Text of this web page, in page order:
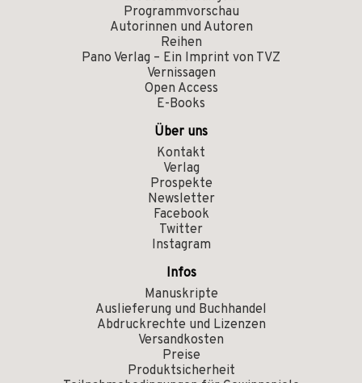
Programmvorschau
Autorinnen und Autoren
Reihen
Pano Verlag – Ein Imprint von TVZ
Vernissagen
Open Access
E-Books
Über uns
Kontakt
Verlag
Prospekte
Newsletter
Facebook
Twitter
Instagram
Infos
Manuskripte
Auslieferung und Buchhandel
Abdruckrechte und Lizenzen
Versandkosten
Preise
Produktsicherheit